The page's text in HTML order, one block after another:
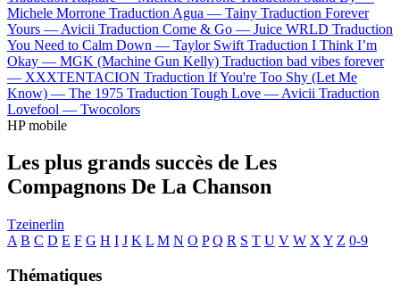
Michele Morrone Traduction Agua — Tainy Traduction Forever
Yours — Avicii Traduction Come & Go — Juice WRLD Traduction
You Need to Calm Down — Taylor Swift Traduction I Think I’m
Okay — MGK (Machine Gun Kelly) Traduction bad vibes forever
— XXXTENTACION Traduction If You're Too Shy (Let Me
Know) — The 1975 Traduction Tough Love — Avicii Traduction
Lovefool — Twocolors
HP mobile
Les plus grands succès de Les
Compagnons De La Chanson
Tzeinerlin
A B C D E F G H I J K L M N O P Q R S T U V W X Y Z 0-9
Thématiques